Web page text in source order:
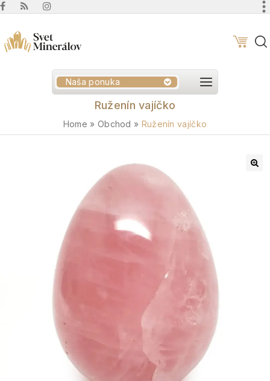
Naša ponuka
Ruženín vajíčko
Home » Obchod » Ruženín vajíčko